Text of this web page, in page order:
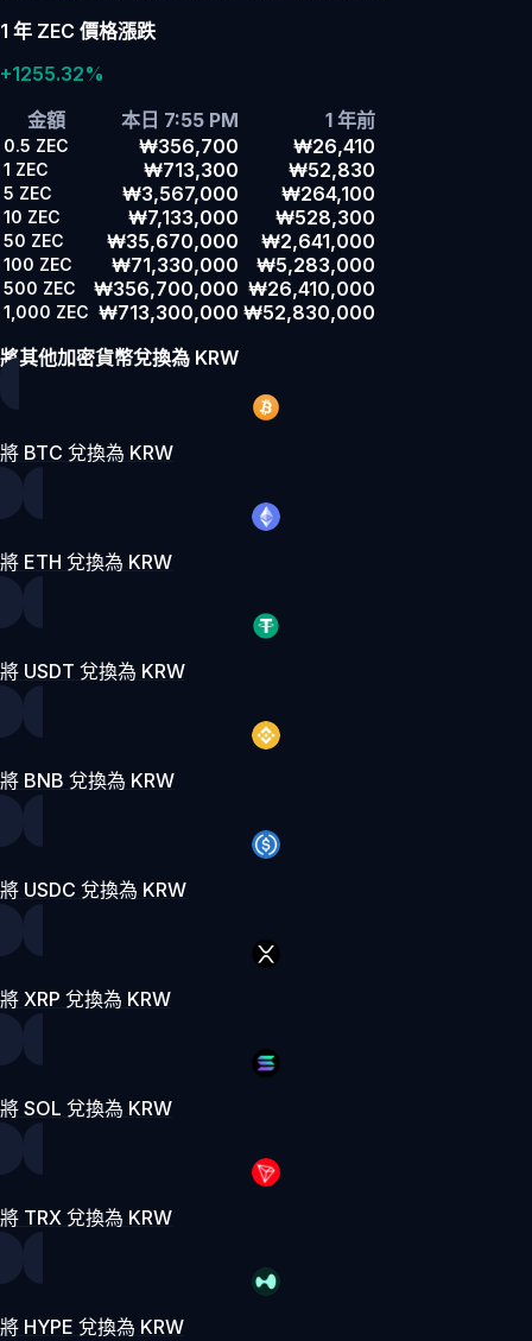
1 年 ZEC 價格漲跌
+1255.32%
金額
本日 7:55 PM 1 年前
0.5 ZEC ₩356,700 ₩26,410
1 ZEC ₩713,300 ₩52,830
5 ZEC ₩3,567,000 ₩264,100
10 ZEC ₩7,133,000 ₩528,300
50 ZEC ₩35,670,000 ₩2,641,000
100 ZEC ₩71,330,000 ₩5,283,000
500 ZEC ₩356,700,000 ₩26,410,000
1,000 ZEC ₩713,300,000 ₩52,830,000
將其他加密貨幣兌換為 KRW
將 BTC 兌換為 KRW
將 ETH 兌換為 KRW
將 USDT 兌換為 KRW
將 BNB 兌換為 KRW
將 USDC 兌換為 KRW
將 XRP 兌換為 KRW
將 SOL 兌換為 KRW
將 TRX 兌換為 KRW
將 HYPE 兌換為 KRW